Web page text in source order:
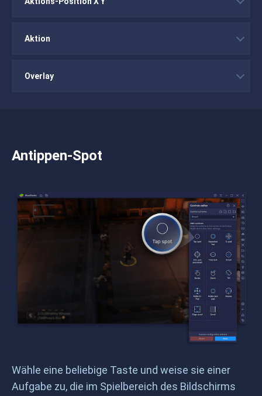
Aktion
Overlay
Antippen-Spot
Wähle eine beliebige Taste und weise sie einer
Aufgabe zu, die im Spielbereich des Bildschirms